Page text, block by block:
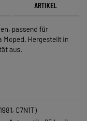
ARTIKEL
passend für
Moped. Hergestellt in
aus.
C7N1T)